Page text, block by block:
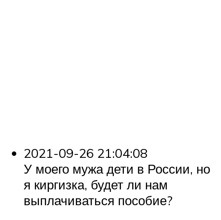
2021-09-26 21:04:08
У моего мужа дети в России, но
я киргизка, будет ли нам
выплачиваться пособие?